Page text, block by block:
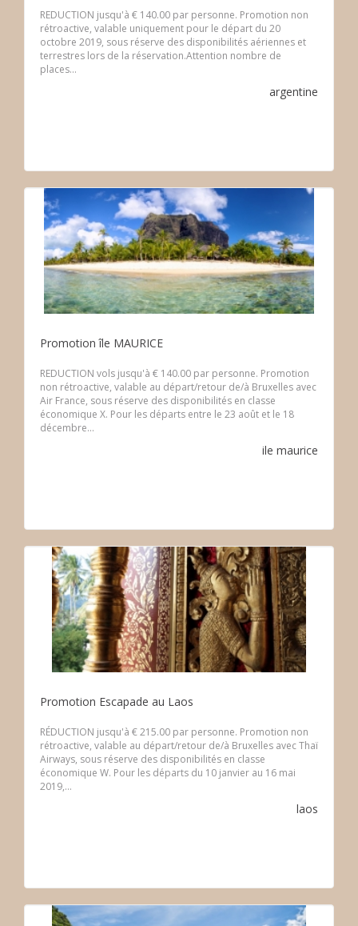
REDUCTION jusqu'à € 140.00 par personne. Promotion non
rétroactive, valable uniquement pour le départ du 20
octobre 2019, sous réserve des disponibilités aériennes et
terrestres lors de la réservation.Attention nombre de
places...
argentine
Promotion île MAURICE
REDUCTION vols jusqu'à € 140.00 par personne. Promotion
non rétroactive, valable au départ/retour de/à Bruxelles avec
Air France, sous réserve des disponibilités en classe
économique X. Pour les départs entre le 23 août et le 18
décembre...
ile maurice
Promotion Escapade au Laos
RÉDUCTION jusqu'à € 215.00 par personne. Promotion non
rétroactive, valable au départ/retour de/à Bruxelles avec Thaï
Airways, sous réserve des disponibilités en classe
économique W. Pour les départs du 10 janvier au 16 mai
2019,...
laos